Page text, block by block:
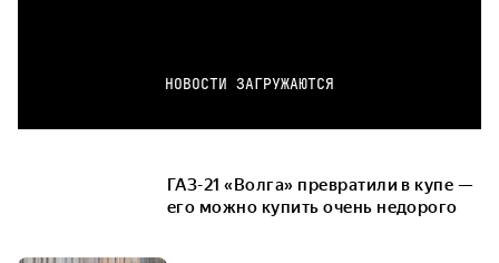
НОВОСТИ ЗАГРУЖАЮТСЯ
ГАЗ-21 «Волга» превратили в купе —
его можно купить очень недорого